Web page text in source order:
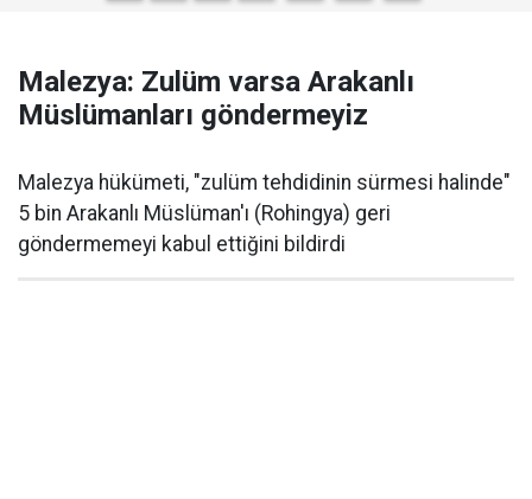
Malezya: Zulüm varsa Arakanlı
Müslümanları göndermeyiz
Malezya hükümeti, "zulüm tehdidinin sürmesi halinde"
5 bin Arakanlı Müslüman'ı (Rohingya) geri
göndermemeyi kabul ettiğini bildirdi